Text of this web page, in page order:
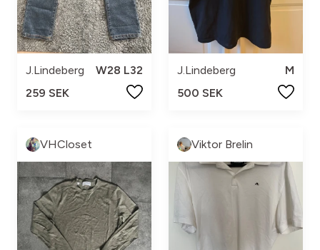
J.Lindeberg
W28 L32
259 SEK
J.Lindeberg
M
500 SEK
VHCloset Viktor Brelin